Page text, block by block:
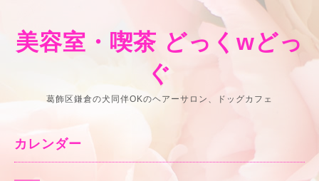
美容室・喫茶 どっくwどっ
ぐ
葛飾区鎌倉の犬同伴OKのヘアーサロン、ドッグカフェ
カレンダー